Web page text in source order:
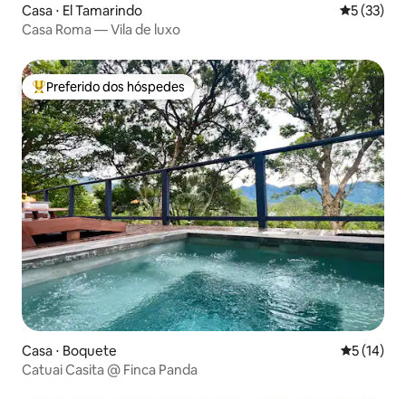
Casa ⋅ El Tamarindo 5 de uma
5 (33)
Casa Roma — Vila de luxo
Entre os melhores preferidos dos hóspedes
Preferido dos hóspedes
Casa ⋅ Boquete 5 de uma
5 (14)
Catuai Casita @ Finca Panda